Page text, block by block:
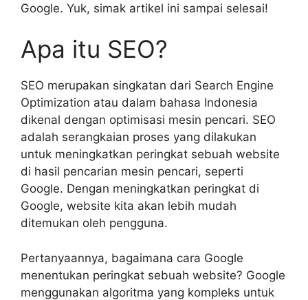
Google. Yuk, simak artikel ini sampai selesai!
Apa itu SEO?
SEO merupakan singkatan dari Search Engine
Optimization atau dalam bahasa Indonesia
dikenal dengan optimisasi mesin pencari. SEO
adalah serangkaian proses yang dilakukan
untuk meningkatkan peringkat sebuah website
di hasil pencarian mesin pencari, seperti
Google. Dengan meningkatkan peringkat di
Google, website kita akan lebih mudah
ditemukan oleh pengguna.
Pertanyaannya, bagaimana cara Google
menentukan peringkat sebuah website? Google
menggunakan algoritma yang kompleks untuk